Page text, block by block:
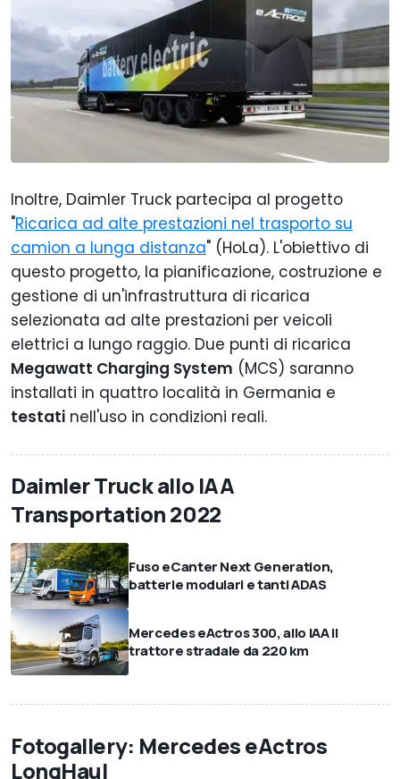
Inoltre, Daimler Truck partecipa al progetto
"Ricarica ad alte prestazioni nel trasporto su
camion a lunga distanza" (HoLa). L'obiettivo di
questo progetto, la pianificazione, costruzione e
gestione di un'infrastruttura di ricarica
selezionata ad alte prestazioni per veicoli
elettrici a lungo raggio. Due punti di ricarica
Megawatt Charging System (MCS) saranno
installati in quattro località in Germania e
testati nell'uso in condizioni reali.
Daimler Truck allo IAA
Transportation 2022
Fuso eCanter Next Generation,
batterie modulari e tanti ADAS
Mercedes eActros 300, allo IAA il
trattore stradale da 220 km
Fotogallery: Mercedes eActros
LongHaul